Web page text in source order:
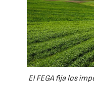
El FEGA fija los